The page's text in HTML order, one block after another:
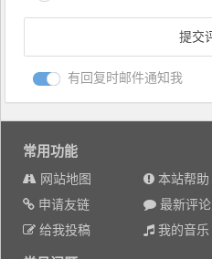
有回复时邮件通知我
常用功能
网站地图 本站帮助
申请友链
最新评论
给我投稿
我的音乐